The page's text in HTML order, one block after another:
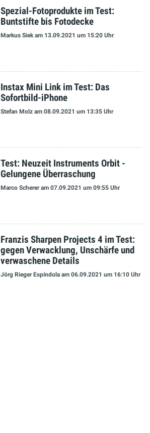
Spezial-Fotoprodukte im Test:
Buntstifte bis Fotodecke
Markus Siek am 13.09.2021 um 15:20 Uhr
Instax Mini Link im Test: Das
Sofortbild-iPhone
Stefan Molz am 08.09.2021 um 13:35 Uhr
Test: Neuzeit Instruments Orbit -
Gelungene Überraschung
Marco Schereram 07.09.2021 um 09:55 Uhr
Franzis Sharpen Projects 4 im Test:
gegen Verwacklung, Unschärfe und
verwaschene Details
Jörg Rieger Espíndola am 06.09.2021 um 16:10 Uhr